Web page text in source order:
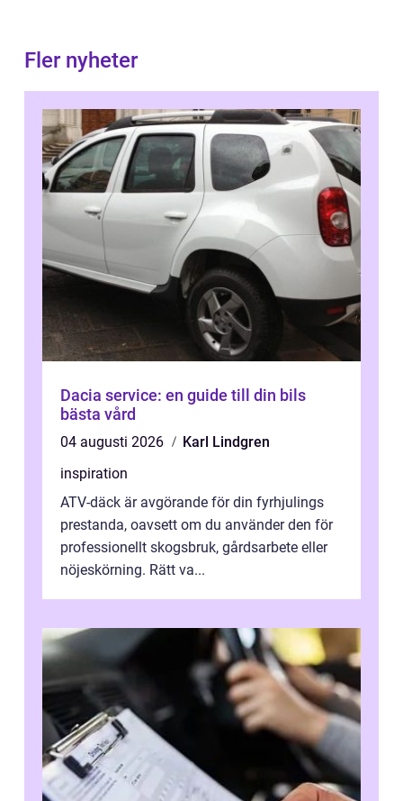
Fler nyheter
Dacia service: en guide till din bils
bästa vård
04 augusti 2026
Karl Lindgren
inspiration
ATV-däck är avgörande för din fyrhjulings
prestanda, oavsett om du använder den för
professionellt skogsbruk, gårdsarbete eller
nöjeskörning. Rätt va...